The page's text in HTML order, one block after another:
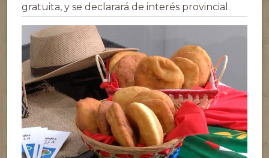
gratuita, y se declarará de interés provincial.